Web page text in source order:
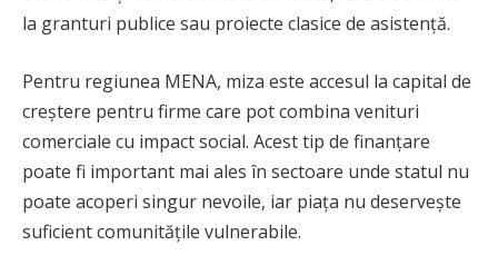
la granturi publice sau proiecte clasice de asistență.
Pentru regiunea MENA, miza este accesul la capital de
creștere pentru firme care pot combina venituri
comerciale cu impact social. Acest tip de finanțare
poate fi important mai ales în sectoare unde statul nu
poate acoperi singur nevoile, iar piața nu deservește
suficient comunitățile vulnerabile.